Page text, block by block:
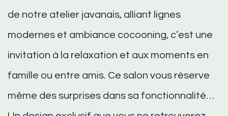
de notre atelier javanais, alliant lignes
modernes et ambiance cocooning, c’est une
invitation à la relaxation et aux moments en
famille ou entre amis. Ce salon vous réserve
même des surprises dans sa fonctionnalité…